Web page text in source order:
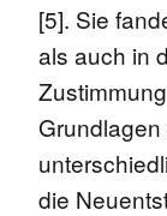
[5]. Sie
als auch in
die